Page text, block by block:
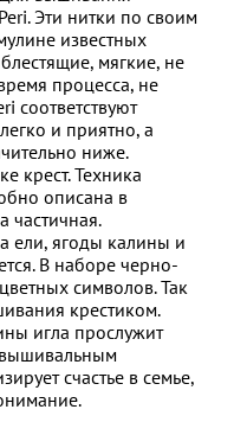
Эти нитки по своим
известных
мягкие, не
процесса, не
соответствуют
и приятно, а
ниже.
крест. Техника
описана в
частичная.
ели, ягоды калины и
В наборе черно-
символов. Так
крестиком.
игла прослужит
счастье в семье,